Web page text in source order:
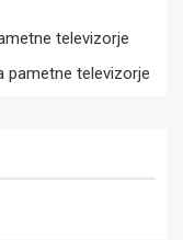
televizorje
pametne televizorje